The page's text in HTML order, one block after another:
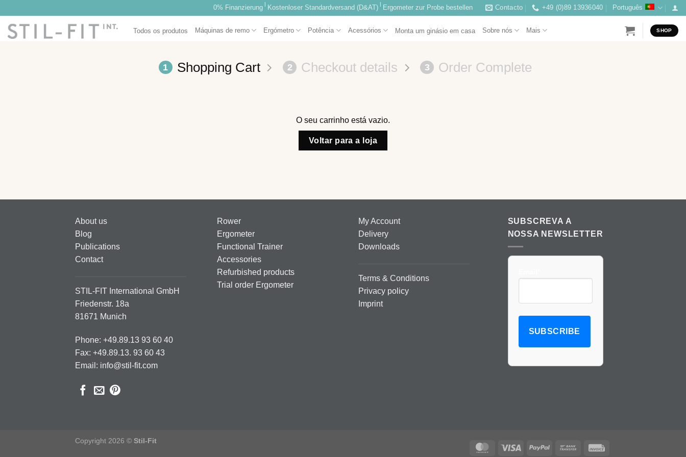
para
0% Finanzierung | Kostenloser Standardversand (D&AT) | Ergometer zur Probe bestellen Contacto +49 (0)89 13936040 Português
Todos os produtos Máquinas de remo Ergómetro Potência Acessórios Monta um ginásio em casa Sobre nós Mais SHOP
1 Shopping Cart 2 Checkout details 3 Order Complete
O seu carrinho está vazio.
Voltar para a loja
About us
Blog
Publications
Contact
STIL-FIT International GmbH
Friedenstr. 18a
81671 Munich
Phone: +49.89.13 93 60 40
Fax: +49.89.13. 93 60 43
Email: info@stil-fit.com
Rower
Ergometer
Functional Trainer
Accessories
Refurbished products
Trial order Ergometer
My Account
Delivery
Downloads
Terms & Conditions
Privacy policy
Imprint
SUBSCREVA A
NOSSA NEWSLETTER
Copyright 2026 © Stil-Fit